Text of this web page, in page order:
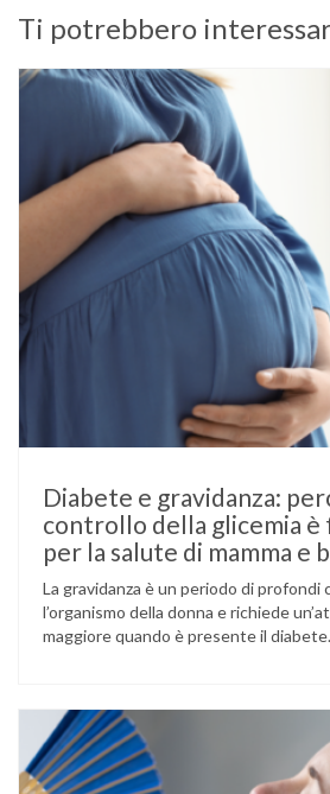
Ti potrebbero
Diabete e gravidanza:
controllo della glicemia
per la salute di mamma e
La gravidanza è un periodo di profondi
l’organismo della donna e richiede
maggiore quando è presente il
volta durante la gestazione (diabete
mantenere …